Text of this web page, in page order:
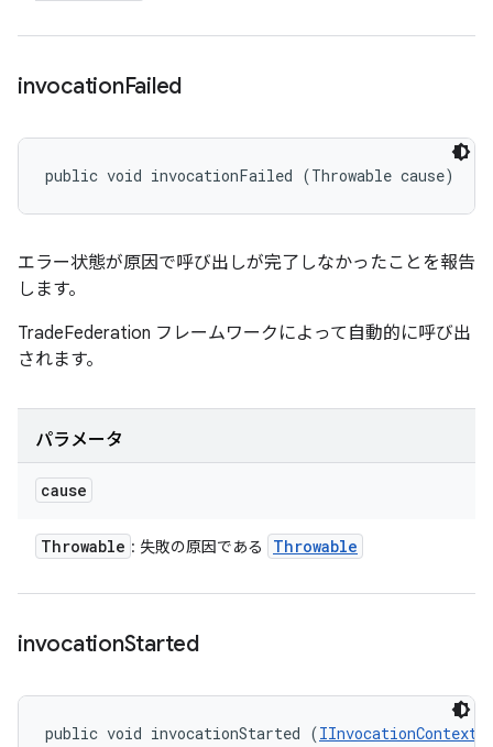
invocationFailed
public void invocationFailed (Throwable cause)
エラー状態が原因で呼び出しが完了しなかったことを報告
します。
TradeFederation フレームワークによって自動的に呼び出
されます。
パラメータ
cause
Throwable : 失敗の原因である Throwable
invocationStarted
public void invocationStarted (IInvocationContext